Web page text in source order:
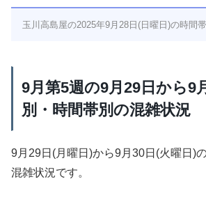
玉川高島屋の2025年9月28日(日曜日)の時間
9月第5週の9月29日から9
別・時間帯別の混雑状況
9月29日(月曜日)から9月30日(火曜日)
混雑状況です。